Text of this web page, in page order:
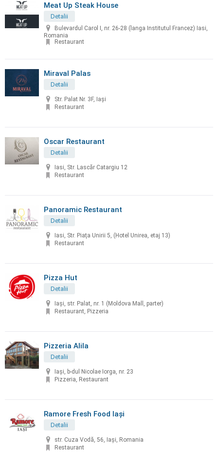
Meat Up Steak House
Detalii
Bulevardul Carol I, nr. 26-28 (langa Institutul Francez) Iasi,
Romania
Restaurant
Miraval Palas
Detalii
Str. Palat Nr. 3F, Iași
Restaurant
Oscar Restaurant
Detalii
Iasi, Str. Lascăr Catargiu 12
Restaurant
Panoramic Restaurant
Detalii
Iasi, Str. Piaţa Unirii 5, (Hotel Unirea, etaj 13)
Restaurant
Pizza Hut
Detalii
Iași, str. Palat, nr. 1 (Moldova Mall, parter)
Restaurant, Pizzeria
Pizzeria Alila
Detalii
Iași, b-dul Nicolae Iorga, nr. 23
Pizzeria, Restaurant
Ramore Fresh Food Iași
Detalii
str. Cuza Vodă, 56, Iași, Romania
Restaurant